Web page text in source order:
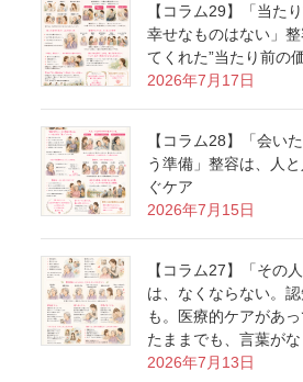
【コラム29】「当たり
幸せなものはない」整
てくれた”当たり前の
2026年7月17日
【コラム28】「会い
う準備」整容は、人
ぐケア
2026年7月15日
【コラム27】「その人
は、なくならない。
も。医療的ケアがあ
たままでも、言葉が
2026年7月13日